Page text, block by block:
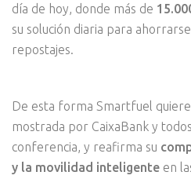
día de hoy, donde más de
su solución diaria para
repostajes.
De esta forma Smartfuel
mostrada por CaixaBank y
conferencia, y reafirma su
y la movilidad inteligente en